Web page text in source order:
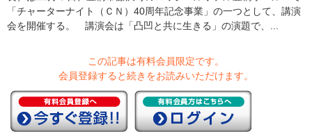
「チャーターナイト（ＣＮ）40周年記念事業」の一つとして、講演
会を開催する。 講演会は「凸凹と共に生きる」の演題で、...
この記事は有料会員限定です。
会員登録すると続きをお読みいただけます。